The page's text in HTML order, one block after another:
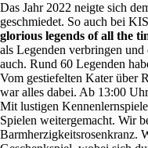
Das Jahr 2022 neigte sich
geschmiedet. So auch bei
glorious legends of all the
als Legenden verbringen und
auch. Rund 60 Legenden
Vom gestiefelten Kater über
war alles dabei. Ab 13:00
Mit lustigen
Spielen weitergemacht. Wir
Barmherzigkeitsrosenkranz.